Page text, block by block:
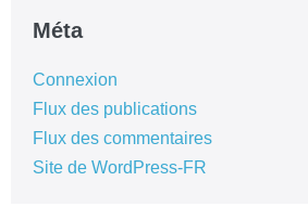
Méta
Connexion
Flux des publications
Flux des commentaires
Site de WordPress-FR